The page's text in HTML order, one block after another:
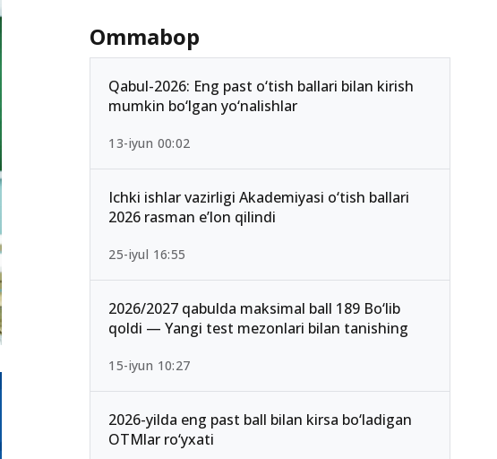
Ommabop
Qabul-2026: Eng past o‘tish ballari bilan kirish
mumkin bo‘lgan yo‘nalishlar
13-iyun 00:02
Ichki ishlar vazirligi Akademiyasi o‘tish ballari
2026 rasman e’lon qilindi
25-iyul 16:55
2026/2027 qabulda maksimal ball 189 Bo‘lib
qoldi — Yangi test mezonlari bilan tanishing
15-iyun 10:27
2026-yilda eng past ball bilan kirsa bo‘ladigan
OTMlar ro‘yxati